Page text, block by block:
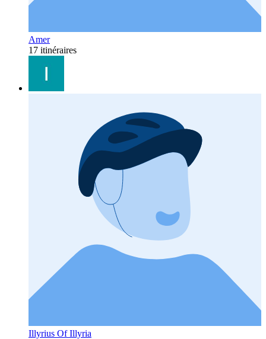
Amer
17 itinéraires
Illyrius Of Illyria